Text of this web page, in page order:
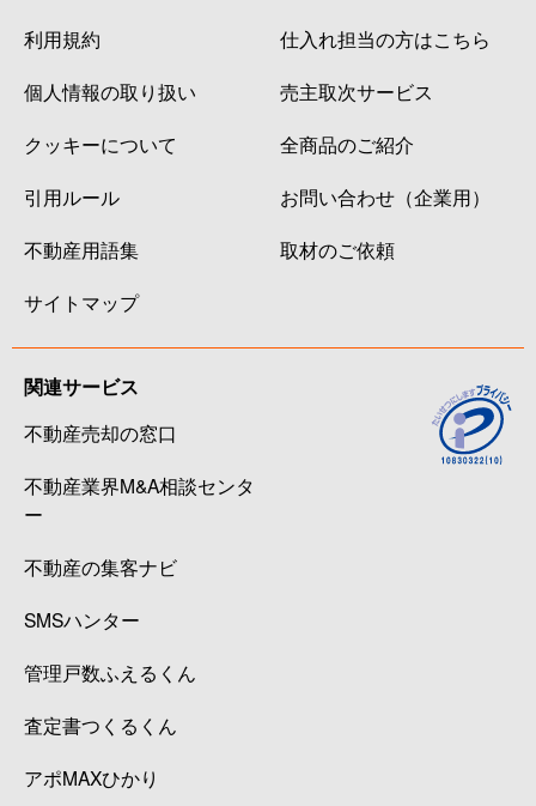
利用規約
個人情報の取り扱い
クッキーについて
引用ルール
不動産用語集
サイトマップ
仕入れ担当の方はこちら
売主取次サービス
全商品のご紹介
お問い合わせ（企業用）
取材のご依頼
関連サービス
不動産売却の窓口
不動産業界M&A相談センタ
ー
不動産の集客ナビ
SMSハンター
管理戸数ふえるくん
査定書つくるくん
アポMAXひかり